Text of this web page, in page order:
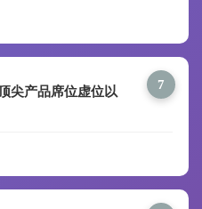
7
尖产品席位虚位以